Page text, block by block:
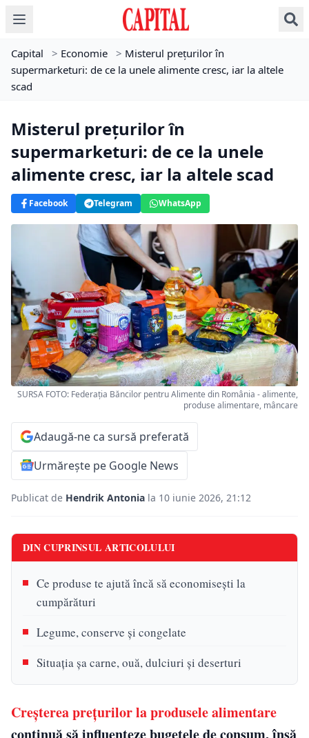
Capital > Economie > Misterul prețurilor în
supermarketuri: de ce la unele alimente cresc, iar la altele
scad
Misterul prețurilor în
supermarketuri: de ce la unele
alimente cresc, iar la altele scad
Facebook Telegram WhatsApp
SURSA FOTO: Federația Băncilor pentru Alimente din România - alimente,
produse alimentare, mâncare
Adaugă-ne ca sursă preferată
Urmărește pe Google News
Publicat de Hendrik Antonia la 10 iunie 2026, 21:12
DIN CUPRINSUL ARTICOLULUI
Ce produse te ajută încă să economisești la
cumpărături
Legume, conserve și congelate
Situația șa carne, ouă, dulciuri și deserturi
Creșterea prețurilor la produsele alimentare
continuă să influențeze bugetele de consum, însă